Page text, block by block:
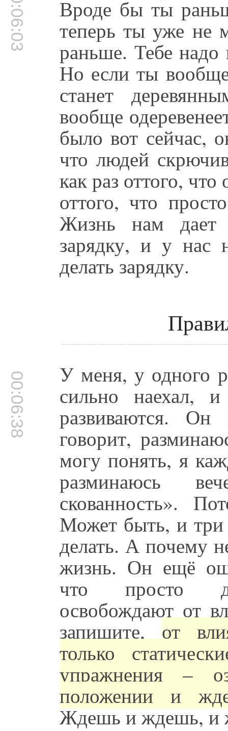
00:06:03 Вроде бы ты
теперь ты уже не
раньше. Тебе надо
Но если ты
станет
вообще
было вот сейчас,
что людей
как раз оттого,
оттого, что
Жизнь нам
зарядку, и у нас
делать зарядку.
00:06:38 У меня, у одного
сильно наехал,
развиваются.
говорит,
могу понять, я
разминаюсь
скованность».
Может быть, и три
делать. А почему
жизнь. Он ещё
что просто
освобождают от
запишите, от
только
упражнения –
положении и
Ждешь и ждешь, и